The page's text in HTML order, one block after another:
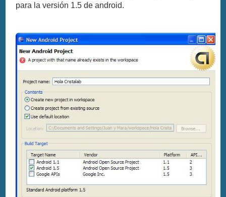
para la versión 1.5 de android.